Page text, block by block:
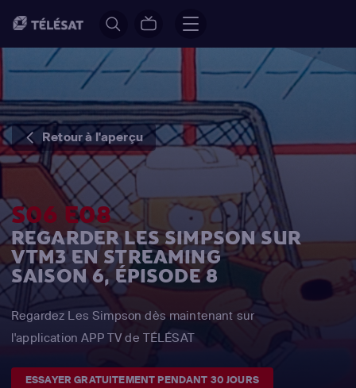
Retour à l'aperçu
S06 E08
REGARDER LES SIMPSON SUR
VTM3 EN STREAMING
SAISON 6, ÉPISODE 8
Regardez Les Simpson dès maintenant sur
l'application APP TV de TÉLÉSAT
ESSAYER GRATUITEMENT PENDANT 30 JOURS